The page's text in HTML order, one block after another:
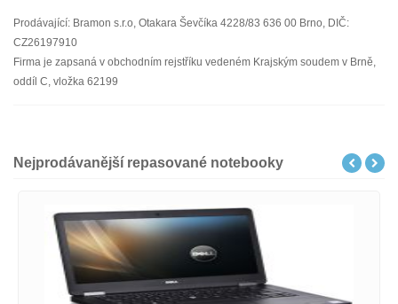
Prodávající: Bramon s.r.o, Otakara Ševčíka 4228/83 636 00 Brno, DIČ:
CZ26197910
Firma je zapsaná v obchodním rejstříku vedeném Krajským soudem v Brně,
oddíl C, vložka 62199
Nejprodávanější repasované notebooky